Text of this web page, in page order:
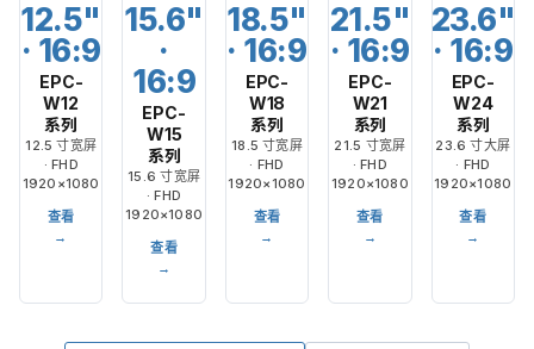
12.5"
· 16:9
EPC-
W12
系列
12.5 寸宽屏
· FHD
1920×1080
查看
→
15.6"
·
16:9
EPC-
W15
系列
15.6 寸宽屏
· FHD
1920×1080
查看
→
18.5"
· 16:9
EPC-
W18
系列
18.5 寸宽屏
· FHD
1920×1080
查看
→
21.5"
· 16:9
EPC-
W21
系列
21.5 寸宽屏
· FHD
1920×1080
查看
→
23.6"
· 16:9
EPC-
W24
系列
23.6 寸大屏
· FHD
1920×1080
查看
→